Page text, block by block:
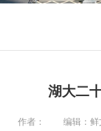
湖大二
作者： 编辑：鲜